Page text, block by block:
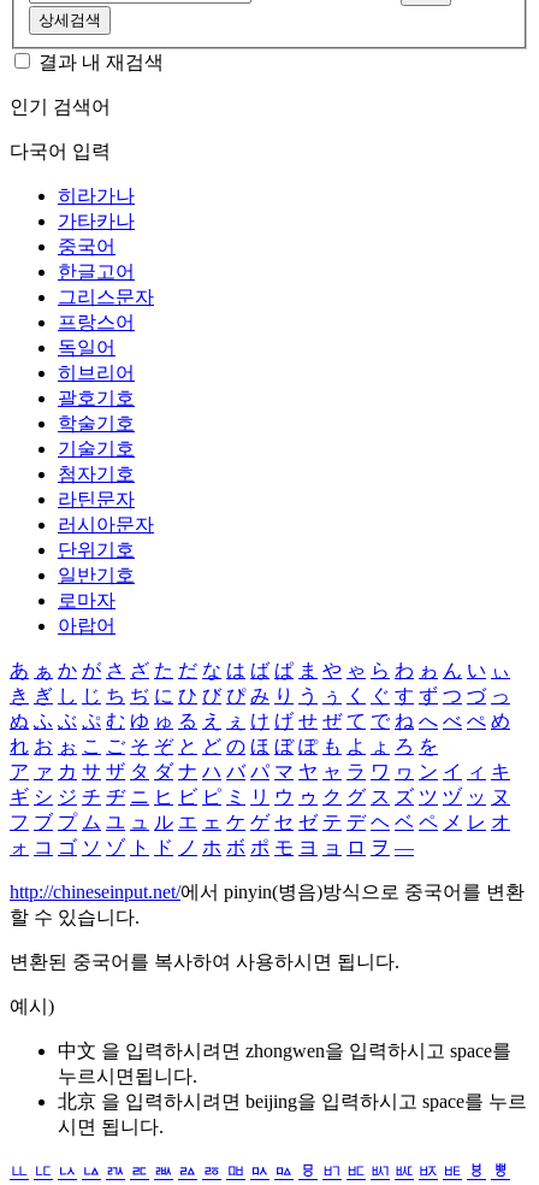
상세검색
결과 내 재검색
인기 검색어
다국어 입력
히라가나
가타카나
중국어
한글고어
그리스문자
프랑스어
독일어
히브리어
괄호기호
학술기호
기술기호
첨자기호
라틴문자
러시아문자
단위기호
일반기호
로마자
아랍어
あ ぁ か が さ ざ た だ な は ば ぱ ま や ゃ ら わ ゎ ん い ぃ
き ぎ し じ ち ぢ に ひ び ぴ み り う ぅ く ぐ す ず つ づ っ
ぬ ふ ぶ ぷ む ゆ ゅ る え ぇ け げ せ ぜ て で ね へ べ ぺ め
れ お ぉ こ ご そ ぞ と ど の ほ ぼ ぽ も よ ょ ろ を
ア ァ カ サ ザ タ ダ ナ ハ バ パ マ ヤ ャ ラ ワ ヮ ン イ ィ キ
ギ シ ジ チ ヂ ニ ヒ ビ ピ ミ リ ウ ゥ ク グ ス ズ ツ ヅ ッ ヌ
フ ブ プ ム ユ ュ ル エ ェ ケ ゲ セ ゼ テ デ ヘ ベ ペ メ レ オ
ォ コ ゴ ソ ゾ ト ド ノ ホ ボ ポ モ ヨ ョ ロ ヲ ―
http://chineseinput.net/에서 pinyin(병음)방식으로 중국어를 변환
할 수 있습니다.
변환된 중국어를 복사하여 사용하시면 됩니다.
예시)
中文 을 입력하시려면 zhongwen을 입력하시고 space를
누르시면됩니다.
北京 을 입력하시려면 beijing을 입력하시고 space를 누르
시면 됩니다.
ㅥ ㅦ ㅧ ㅨ ㅩ ㅪ ㅫ ㅬ ㅭ ㅮ ㅯ ㅰ ㅱ ㅲ ㅳ ㅴ ㅵ ㅶ ㅷ ㅸ
ㅹ